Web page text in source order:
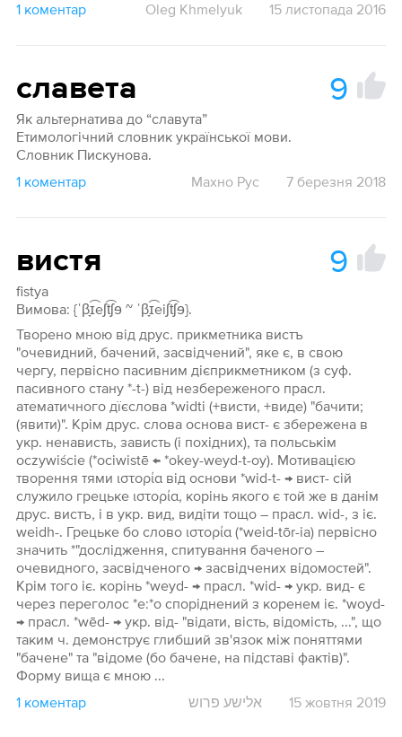
1 коментар
Oleg Khmelyuk 15 листопада 2016
славета 9
Як альтернатива до “славута”
Етимологічний словник української мови.
Словник Пискунова.
1 коментар
Махно Рус 7 березня 2018
вистя 9
fistya
Вимова: {ˈβ̞ɪ͡eʃt͡ʃɘ ~ ˈβ̞ɪ͡eiʃt͡ʃɘ}.
Творено мною від друс. прикметника вистъ
"очевидний, бачений, засвідчений", яке є, в свою
чергу, первісно пасивним дієприкметником (з суф.
пасивного стану *-t-) від незбереженого прасл.
атематичного дїєслова *widti (+висти, +виде) "бачити;
(явити)". Крім друс. слова основа вист- є збережена в
укр. ненависть, зависть (і похідних), та польськім
oczywiście (*ociwistē ← *okey-weyd-t-oy). Мотивацією
творення тями ιστορία від основи *wid-t- → вист- сій
служило грецьке ιστορία, корінь якого є той же в данім
друс. вистъ, і в укр. вид, видіти тощо – прасл. wid-, з іє.
weidh-. Грецьке бо слово ιστορία (*weid-tōr-ia) первісно
значить *"дослідження, спитування баченого –
очевидного, засвідченого → засвідчених відомостей".
Крім того іє. корінь *weyd- → прасл. *wid- → укр. вид- є
через переголос *е:*о споріднений з коренем іє. *woyd-
→ прасл. *wēd- → укр. від- "відати, вість, відомість, ...", що
таким ч. демонструє глибший зв'язок між поняттями
"бачене" та "відоме (бо бачене, на підставі фактів)".
Форму вища є мною ...
1 коментар
אלישע פרוש 15 жовтня 2019